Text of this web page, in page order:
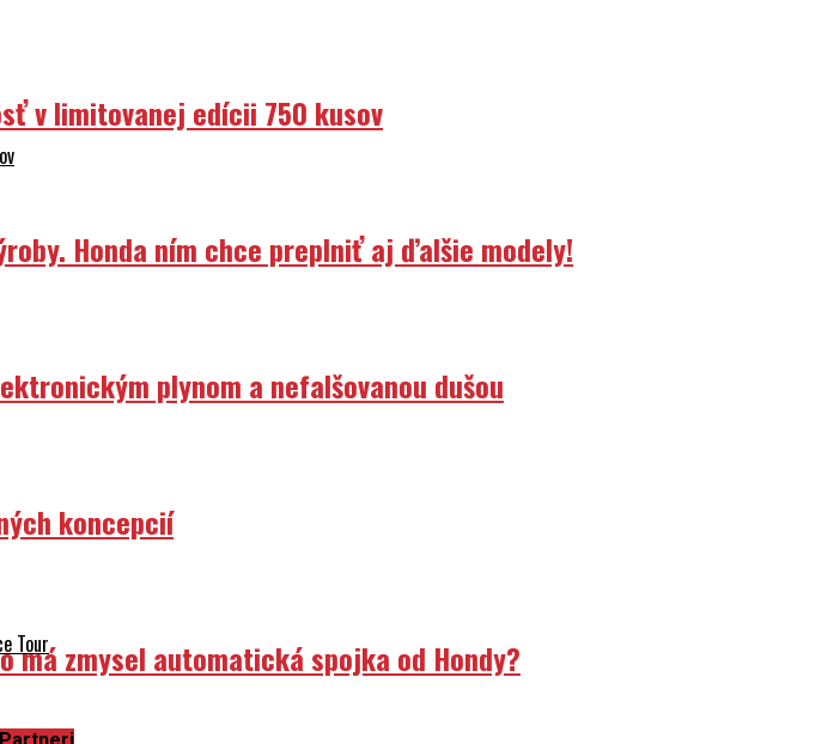
Tour
v limitovanej edícii 750 kusov
Honda ním chce preplniť aj ďalšie modely!
plynom a nefalšovanou dušou
koncepcií
má zmysel automatická spojka od Hondy?